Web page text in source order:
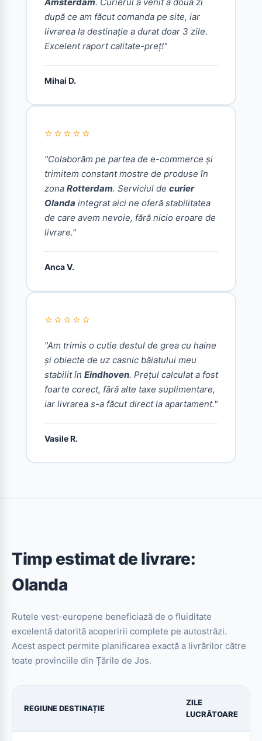
după ce am făcut comanda pe site, iar
livrarea la destinație a durat doar 3 zile.
Excelent raport calitate-preț!"
Mihai D.
⭐⭐⭐⭐⭐
"Colaborăm pe partea de e-commerce și
trimitem constant mostre de produse în
zona Rotterdam. Serviciul de curier
Olanda integrat aici ne oferă stabilitatea
de care avem nevoie, fără nicio eroare de
livrare."
Anca V.
⭐⭐⭐⭐⭐
"Am trimis o cutie destul de grea cu haine
și obiecte de uz casnic băiatului meu
stabilit în Eindhoven. Prețul calculat a fost
foarte corect, fără alte taxe suplimentare,
iar livrarea s-a făcut direct la apartament."
Vasile R.
Timp estimat de livrare:
Olanda
Rutele vest-europene beneficiază de o fluiditate
excelentă datorită acoperirii complete pe autostrăzi.
Acest aspect permite planificarea exactă a livrărilor către
toate provinciile din Țările de Jos.
REGIUNE DESTINAȚIE
ZILE
LUCRĂTOARE